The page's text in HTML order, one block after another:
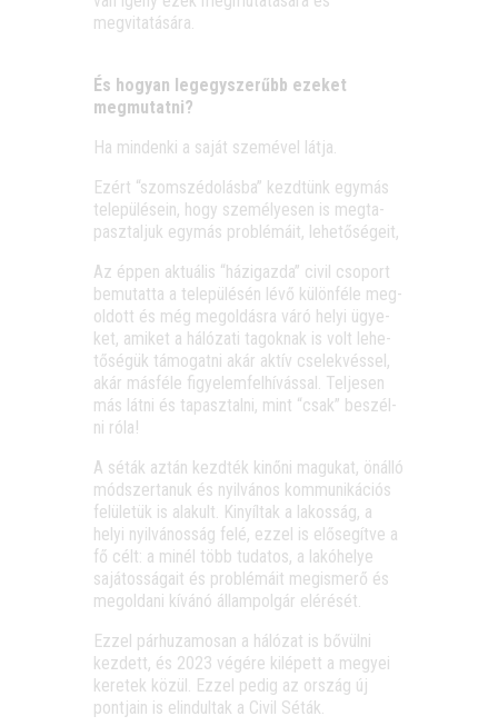
megvitatására.
És hogyan leg­egy­sze­rűbb eze­ket
megmutatni?
Ha min­den­ki a saját sze­mé­vel látja.
Ezért “szom­szé­do­lás­ba” kezd­tünk egy­más
tele­pü­lé­se­in, hogy sze­mé­lye­sen is meg­ta­
pasz­tal­juk egy­más prob­lé­má­it, lehetőségeit,
Az éppen aktu­á­lis “házi­gaz­da” civil cso­port
bemu­tat­ta a tele­pü­lé­sén lévő külön­fé­le meg­
ol­dott és még meg­ol­dás­ra váró helyi ügye­
ket, ami­ket a háló­za­ti tagok­nak is volt lehe­
tő­sé­gük támo­gat­ni akár aktív cse­lek­vés­sel,
akár más­fé­le figye­lem­fel­hí­vás­sal. Tel­je­sen
más lát­ni és tapasz­tal­ni, mint “csak” beszél­
ni róla!
A séták aztán kezd­ték kinő­ni magu­kat, önál­ló
mód­szer­ta­nuk és nyil­vá­nos kom­mu­ni­ká­ci­ós
felü­le­tük is ala­kult. Kinyíl­tak a lakos­ság, a
helyi nyil­vá­nos­ság felé, ezzel is elő­se­gít­ve a
fő célt: a minél több tuda­tos, a lakó­he­lye
sajá­tos­sá­ga­it és prob­lé­má­it meg­is­me­rő és
meg­ol­da­ni kívá­nó állam­pol­gár elérését.
Ezzel pár­hu­za­mo­san a háló­zat is bővül­ni
kez­dett, és 2023 végé­re kilé­pett a megyei
kere­tek közül. Ezzel pedig az ország új
pont­ja­in is elin­dul­tak a Civil Séták.